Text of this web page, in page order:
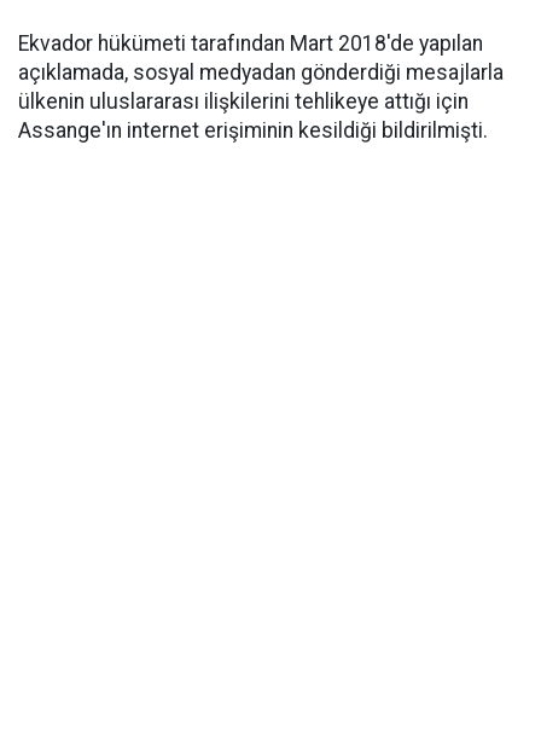
Ekvador hükümeti tarafından Mart 2018'de yapılan
açıklamada, sosyal medyadan gönderdiği mesajlarla
ülkenin uluslararası ilişkilerini tehlikeye attığı için
Assange'ın internet erişiminin kesildiği bildirilmişti.